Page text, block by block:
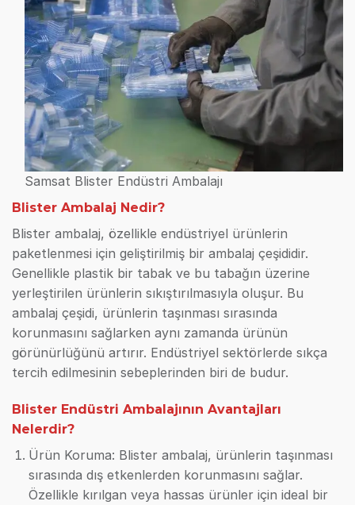
Samsat Blister Endüstri Ambalajı
Blister Ambalaj Nedir?
Blister ambalaj, özellikle endüstriyel ürünlerin
paketlenmesi için geliştirilmiş bir ambalaj çeşididir.
Genellikle plastik bir tabak ve bu tabağın üzerine
yerleştirilen ürünlerin sıkıştırılmasıyla oluşur. Bu
ambalaj çeşidi, ürünlerin taşınması sırasında
korunmasını sağlarken aynı zamanda ürünün
görünürlüğünü artırır. Endüstriyel sektörlerde sıkça
tercih edilmesinin sebeplerinden biri de budur.
Blister Endüstri Ambalajının Avantajları
Nelerdir?
Ürün Koruma: Blister ambalaj, ürünlerin taşınması
sırasında dış etkenlerden korunmasını sağlar.
Özellikle kırılgan veya hassas ürünler için ideal bir